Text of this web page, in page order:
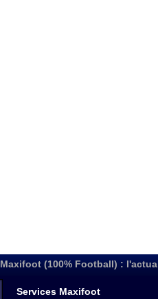
Maxifoot (100% Football) :
Services Maxifoot